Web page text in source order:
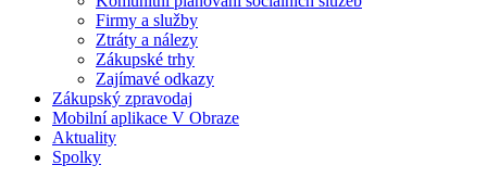
Firmy a služby
Ztráty a nálezy
Zákupské trhy
Zajímavé odkazy
Zákupský zpravodaj
Mobilní aplikace V Obraze
Aktuality
Spolky